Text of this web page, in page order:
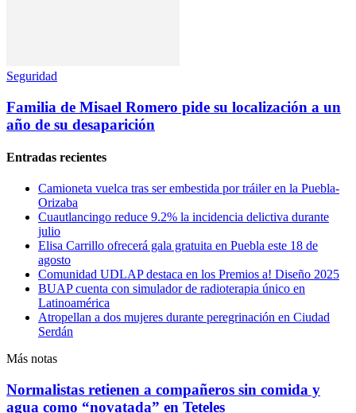
Seguridad
Familia de Misael Romero pide su localización a un
año de su desaparición
Entradas recientes
Camioneta vuelca tras ser embestida por tráiler en la Puebla-
Orizaba
Cuautlancingo reduce 9.2% la incidencia delictiva durante
julio
Elisa Carrillo ofrecerá gala gratuita en Puebla este 18 de
agosto
Comunidad UDLAP destaca en los Premios a! Diseño 2025
BUAP cuenta con simulador de radioterapia único en
Latinoamérica
Atropellan a dos mujeres durante peregrinación en Ciudad
Serdán
Más notas
Normalistas retienen a compañeros sin comida y
agua como “novatada” en Teteles